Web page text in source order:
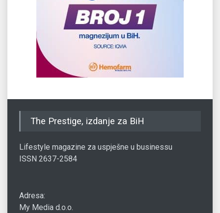
The Prestige, izdanje za BiH
Lifestyle magazine za uspješne u businessu
ISSN 2637-2584
Adresa:
My Media d.o.o.